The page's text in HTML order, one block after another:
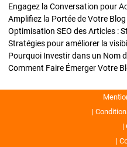
Engagez la Conversation pour
Amplifiez la Portée de Votre